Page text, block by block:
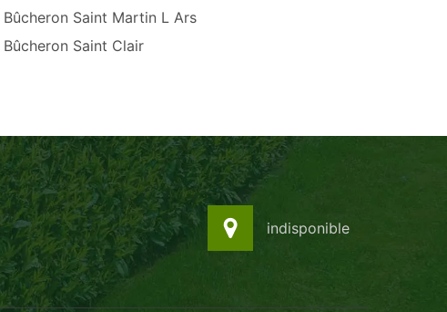
Bûcheron Saint Martin L Ars
Bûcheron Saint Clair
indisponible